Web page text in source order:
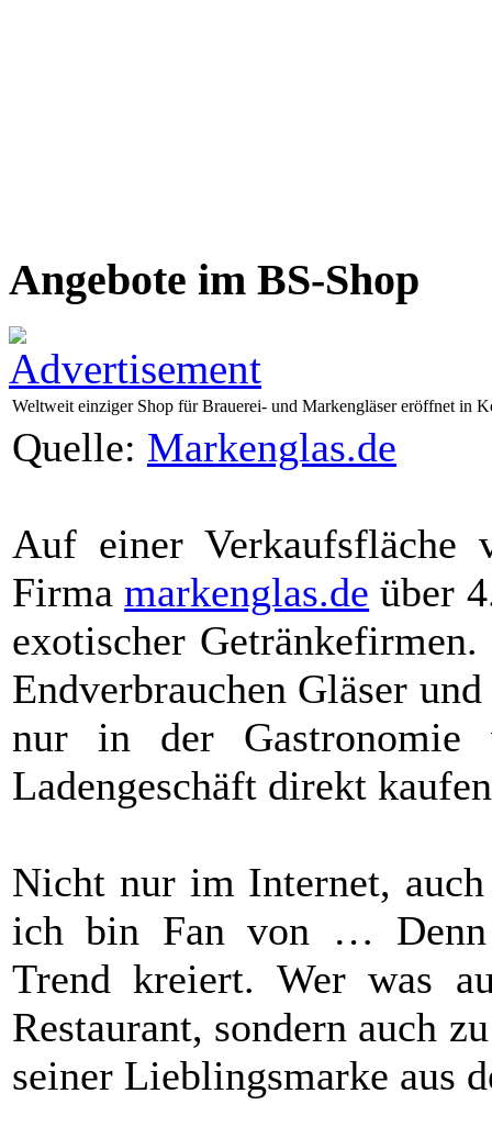
Angebote im BS-Shop
Weltweit einziger Shop für Brauerei- und Markengläser eröffnet in
Quelle: Markenglas.de
Auf einer Verkaufsfläche
Firmamarkenglas.de über
exotischer
Endverbrauchen Gläser
nur in der Gastronomie
Ladengeschäft direkt
Nicht nur im Internet,
ich bin Fan von … Denn
Trend kreiert. Wer was
Restaurant, sondern auch
seiner Lieblingsmarke aus